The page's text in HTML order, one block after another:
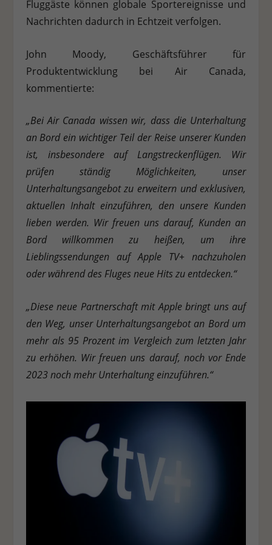
Fluggäste können globale Sportereignisse und
Nachrichten dadurch in Echtzeit verfolgen.
John Moody, Geschäftsführer für
Produktentwicklung bei Air Canada,
kommentierte:
„Bei Air Canada wissen wir, dass die Unterhaltung
an Bord ein wichtiger Teil der Reise unserer Kunden
ist, insbesondere auf Langstreckenflügen. Wir
prüfen ständig Möglichkeiten, unser
Unterhaltungsangebot zu erweitern und exklusiven,
aktuellen Inhalt einzuführen, den unsere Kunden
lieben werden. Wir freuen uns darauf, Kunden an
Bord willkommen zu heißen, um ihre
Lieblingssendungen auf Apple TV+ nachzuholen
oder während des Fluges neue Hits zu entdecken.“
„Diese neue Partnerschaft mit Apple bringt uns auf
den Weg, unser Unterhaltungsangebot an Bord um
mehr als 95 Prozent im Vergleich zum letzten Jahr
zu erhöhen. Wir freuen uns darauf, noch vor Ende
2023 noch mehr Unterhaltung einzuführen.“
Statistiken (1)
helfen uns zu verstehen, wie unsere Besucher unsere Website nutzen.
Cookie-Informationen anzeigen
Externe Medien (7)
Inhalte von Videoplattformen und Social-Media-Plattformen werden
standardmäßig blockiert. Wenn Cookies von externen Medien akzeptiert
werden, bedarf der Zugriff auf diese Inhalte keiner manuellen
Einwilligung mehr.
Cookie-Informationen anzeigen
Datenschutzerklärung Impressum